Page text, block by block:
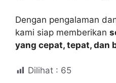
Dengan pengalaman
kami siap memberikan
yang cepat, tepat, dan
Dilihat : 65